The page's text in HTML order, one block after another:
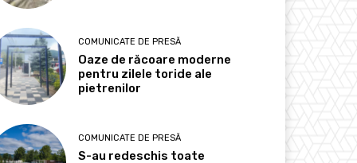
COMUNICATE DE PRESĂ
Oaze de răcoare moderne
pentru zilele toride ale
pietrenilor
COMUNICATE DE PRESĂ
S-au redeschis toate